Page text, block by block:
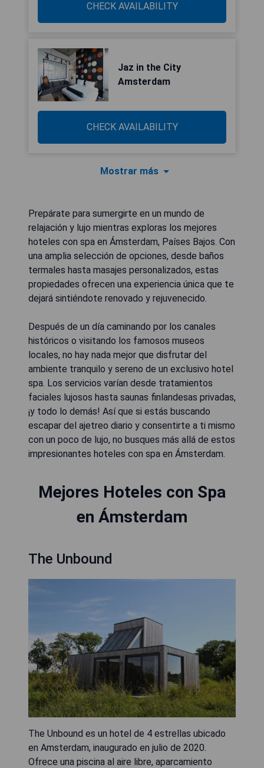
CHECK AVAILABILITY
Jaz in the City
Amsterdam
CHECK AVAILABILITY
Mostrar más
Prepárate para sumergirte en un mundo de
relajación y lujo mientras exploras los mejores
hoteles con spa en Ámsterdam, Países Bajos. Con
una amplia selección de opciones, desde baños
termales hasta masajes personalizados, estas
propiedades ofrecen una experiencia única que te
dejará sintiéndote renovado y rejuvenecido.
Después de un día caminando por los canales
históricos o visitando los famosos museos
locales, no hay nada mejor que disfrutar del
ambiente tranquilo y sereno de un exclusivo hotel
spa. Los servicios varían desde tratamientos
faciales lujosos hasta saunas finlandesas privadas,
¡y todo lo demás! Así que si estás buscando
escapar del ajetreo diario y consentirte a ti mismo
con un poco de lujo, no busques más allá de estos
impresionantes hoteles con spa en Ámsterdam.
Mejores Hoteles con Spa
en Ámsterdam
The Unbound
The Unbound es un hotel de 4 estrellas ubicado
en Amsterdam, inaugurado en julio de 2020.
Ofrece una piscina al aire libre, aparcamiento